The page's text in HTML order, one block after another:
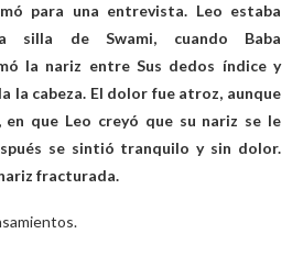
para una entrevista. Leo estaba
de Swami, cuando Baba
la nariz entre Sus dedos índice y
la cabeza. El dolor fue atroz, aunque
que Leo creyó que su nariz se le
se sintió tranquilo y sin dolor.
fracturada.